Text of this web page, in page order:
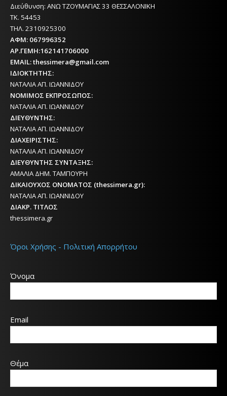
Διεύθυνση: ΑΝΩ ΤΖΟΥΜΑΓΙΑΣ 33 ΘΕΣΣΑΛΟΝΙΚΗ
ΤΚ. 54453
ΤΗΛ. 2310925300
ΑΦΜ: 067996352
ΑΡ.ΓΕΜΗ:162141706000
EMAIL: thessimera@gmail.com
ΙΔΙΟΚΤΗΤΗΣ:
ΝΑΤΑΛΙΑ ΑΠ. ΙΩΑΝΝΙΔΟΥ
ΝΟΜΙΜΟΣ ΕΚΠΡΟΣΩΠΟΣ:
ΝΑΤΑΛΙΑ ΑΠ. ΙΩΑΝΝΙΔΟΥ
ΔΙΕΥΘΥΝΤΗΣ:
ΝΑΤΑΛΙΑ ΑΠ. ΙΩΑΝΝΙΔΟΥ
ΔΙΑΧΕΙΡΙΣΤΗΣ:
ΝΑΤΑΛΙΑ ΑΠ. ΙΩΑΝΝΙΔΟΥ
ΔΙΕΥΘΥΝΤΗΣ ΣΥΝΤΑΞΗΣ:
ΑΜΑΛΙΑ ΔΗΜ. ΤΑΜΠΟΥΡΗ
ΔΙΚΑΙΟΥΧΟΣ ΟΝΟΜΑΤΟΣ (thessimera.gr):
ΝΑΤΑΛΙΑ ΑΠ. ΙΩΑΝΝΙΔΟΥ
ΔΙΑΚΡ. ΤΙΤΛΟΣ
thessimera.gr
Όροι Χρήσης - Πολιτική Απορρήτου
Όνομα
Email
Θέμα